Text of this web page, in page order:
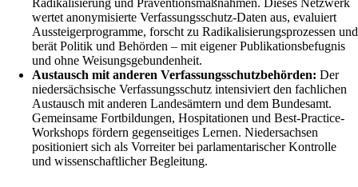
Radikalisierung und Präventionsmaßnahmen. Dieses Netzwerk
wertet anonymisierte Verfassungsschutz-Daten aus, evaluiert
Aussteigerprogramme, forscht zu Radikalisierungsprozessen und
berät Politik und Behörden – mit eigener Publikationsbefugnis
und ohne Weisungsgebundenheit.
Austausch mit anderen Verfassungsschutzbehörden: Der
niedersächsische Verfassungsschutz intensiviert den fachlichen
Austausch mit anderen Landesämtern und dem Bundesamt.
Gemeinsame Fortbildungen, Hospitationen und Best-Practice-
Workshops fördern gegenseitiges Lernen. Niedersachsen
positioniert sich als Vorreiter bei parlamentarischer Kontrolle
und wissenschaftlicher Begleitung.